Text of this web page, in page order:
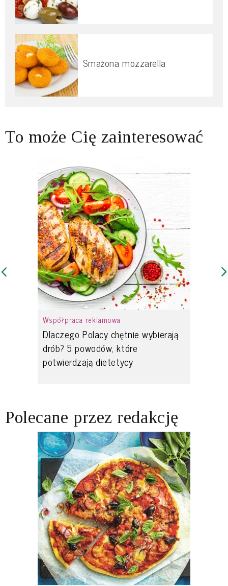
Smażona mozzarella
To może Cię zainteresować
Współpraca reklamowa
Dlaczego Polacy chętnie wybierają
drób? 5 powodów, które
potwierdzają dietetycy
Polecane przez redakcję